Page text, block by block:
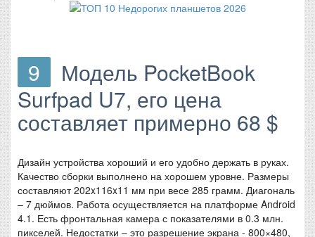
9
Модель PocketBook
Surfpad U7, его цена
составляет примерно 68 $
Дизайн устройства хороший и его удобно держать в руках.
Качество сборки выполнено на хорошем уровне. Размеры
составляют 202x116x11 мм при весе 285 грамм. Диагональ
– 7 дюймов. Работа осуществляется на платформе Android
4.1. Есть фронтальная камера с показателями в 0.3 млн.
пикселей. Недостатки – это разрешение экрана - 800×480,